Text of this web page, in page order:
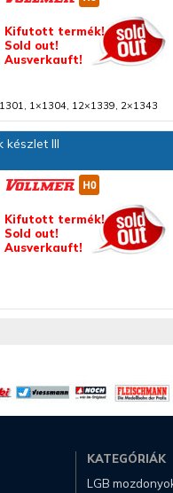
Kifutott termék!
Sold out!
Ausverkauft!
1×1304, 12×1339, 2×1343
készlet III
Kifutott termék!
Sold out!
Ausverkauft!
KATEGÓRIÁK
LGB